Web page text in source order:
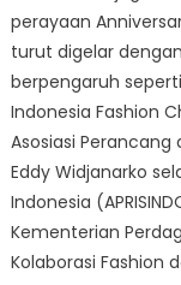
perayaan
turut digelar
berpengaruh
Indonesia Fashion
Asosiasi Perancang
Eddy Widjanarko
Indonesia
Kementerian
Kolaborasi Fashion